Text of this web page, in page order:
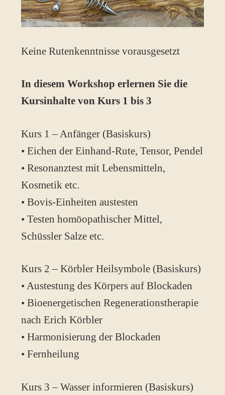
Keine Rutenkenntnisse vorausgesetzt
In diesem Workshop erlernen Sie die
Kursinhalte von Kurs 1 bis 3
Kurs 1 – Anfänger (Basiskurs)
• Eichen der Einhand-Rute, Tensor, Pendel
• Resonanztest mit Lebensmitteln,
Kosmetik etc.
• Bovis-Einheiten austesten
• Testen homöopathischer Mittel,
Schüssler Salze etc.
Kurs 2 – Körbler Heilsymbole (Basiskurs)
• Austestung des Körpers auf Blockaden
• Bioenergetischen Regenerationstherapie
nach Erich Körbler
• Harmonisierung der Blockaden
• Fernheilung
Kurs 3 – Wasser informieren (Basiskurs)